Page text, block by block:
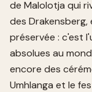
de Malolotja qui
des
préservée : c'est
absolues au
encore des
Umhlanga et le